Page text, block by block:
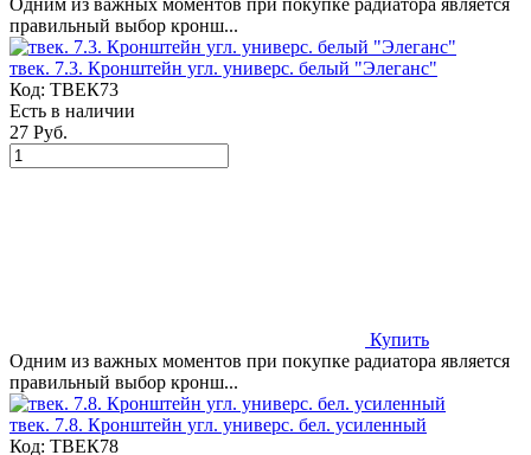
Одним из важных моментов при покупке радиатора является
правильный выбор кронш...
твек. 7.3. Кронштейн угл. универс. белый "Элеганс"
Код: ТВЕК73
Есть в наличии
27 Руб.
Купить
Одним из важных моментов при покупке радиатора является
правильный выбор кронш...
твек. 7.8. Кронштейн угл. универс. бел. усиленный
Код: ТВЕК78